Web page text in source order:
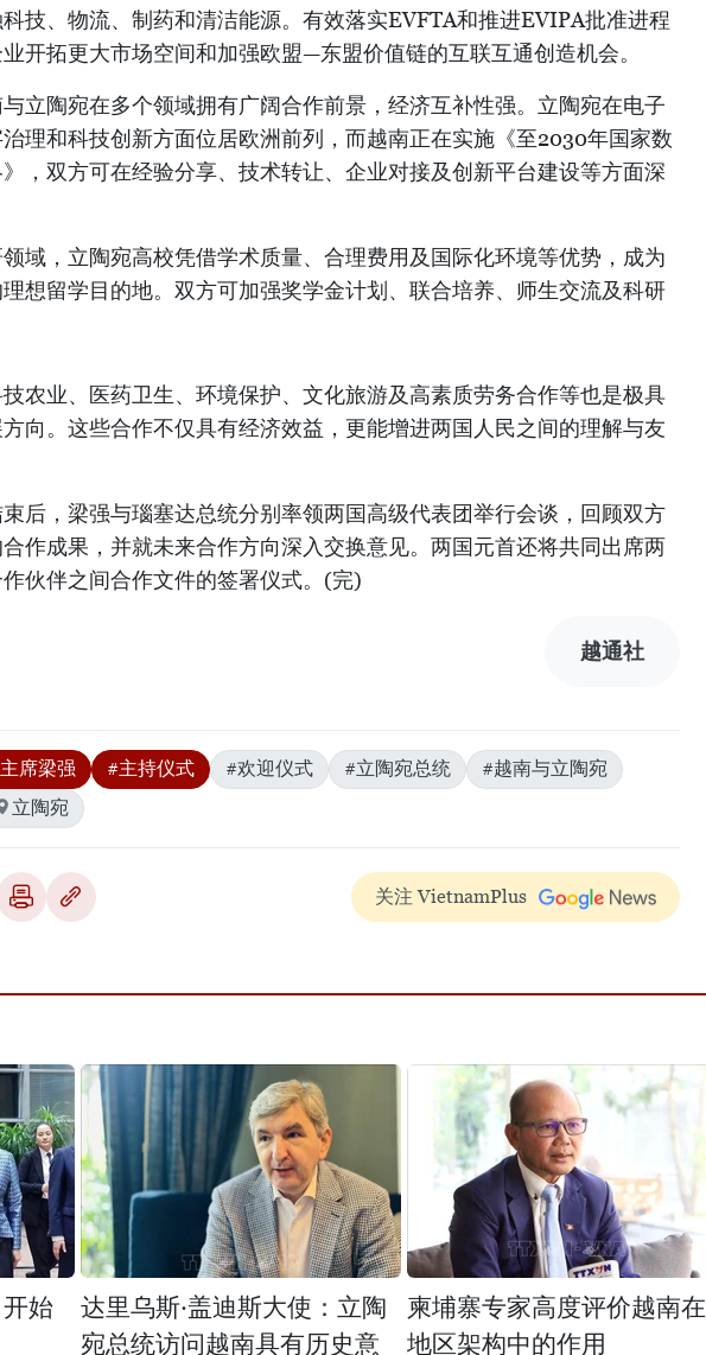
技、物流、制药和清洁能源。有效落实EVFTA和推进EVIPA批准进程
开拓更大市场空间和加强欧盟—东盟价值链的互联互通创造机会。
立陶宛在多个领域拥有广阔合作前景，经济互补性强。立陶宛在电子
理和科技创新方面位居欧洲前列，而越南正在实施《至2030年国家数
，双方可在经验分享、技术转让、企业对接及创新平台建设等方面深
域，立陶宛高校凭借学术质量、合理费用及国际化环境等优势，成为
想留学目的地。双方可加强奖学金计划、联合培养、师生交流及科研
农业、医药卫生、环境保护、文化旅游及高素质劳务合作等也是极具
向。这些合作不仅具有经济效益，更能增进两国人民之间的理解与友
后，梁强与瑙塞达总统分别率领两国高级代表团举行会谈，回顾双方
作成果，并就未来合作方向深入交换意见。两国元首还将共同出席两
伙伴之间合作文件的签署仪式。(完)
越通社
席梁强 #主持仪式 #欢迎仪式 #立陶宛总统
#越南与立陶宛
立陶宛
关注 VietnamPlus
始
达里乌斯·盖迪斯大使：立陶
宛总统访问越南具有历史意
柬埔寨专家高度评价越南在
地区架构中的作用